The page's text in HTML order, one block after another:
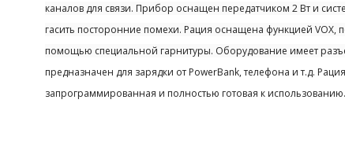
каналов для связи. Прибор оснащен передатчиком 2 Вт и
гасить посторонние помехи. Рация оснащена функцией VOX,
помощью специальной гарнитуры. Оборудование имеет
предназначен для зарядки от PowerBank, телефона и т.д.
запрограммированная и полностью готовая к использованию.